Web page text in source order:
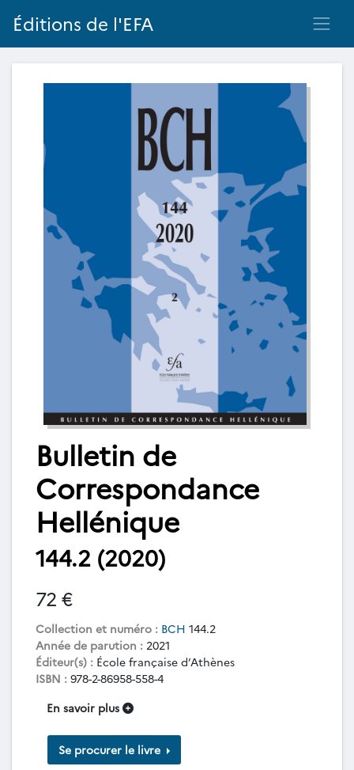
Éditions de l'EFA
Bulletin de
Correspondance
Hellénique
144.2 (2020)
72 €
Collection et numéro : BCH 144.2
Année de parution : 2021
Éditeur(s) : École française d’Athènes
ISBN : 978-2-86958-558-4
En savoir plus
Se procurer le livre